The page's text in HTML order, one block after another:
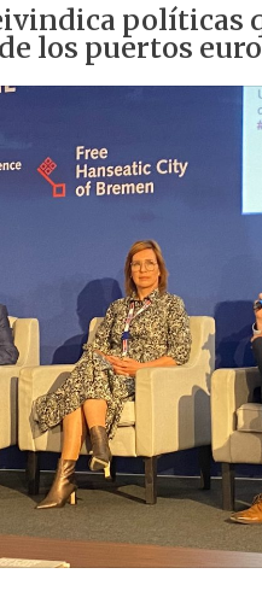
políticas
los puertos